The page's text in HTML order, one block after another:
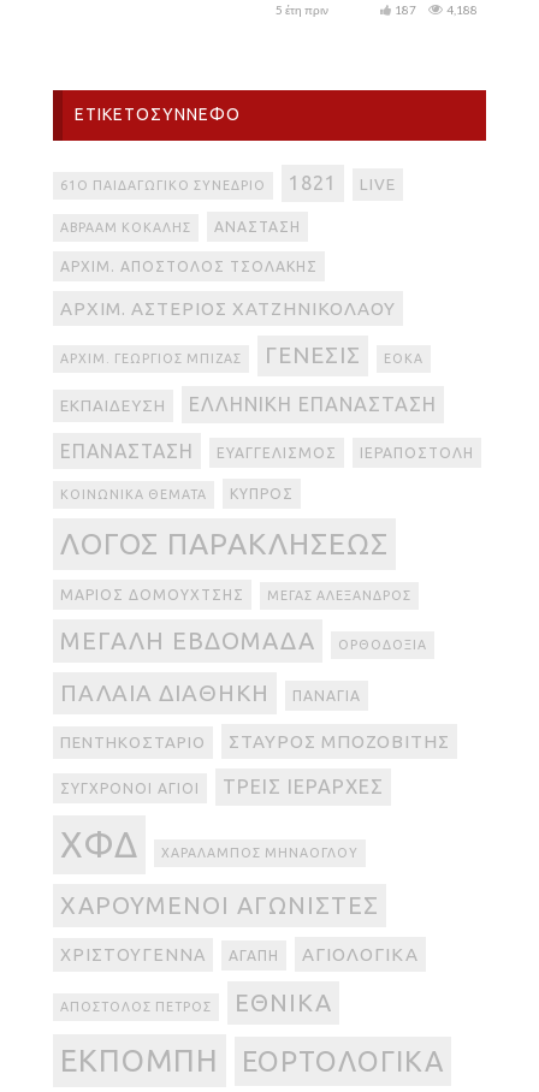
5 έτη πριν
4,188
187
ΕΤΙΚΕΤΟΣΎΝΝΕΦΟ
61Ο ΠΑΙΔΑΓΩΓΙΚΌ ΣΥΝΈΔΡΙΟ 1821 LIVE
ΑΒΡΑΆΜ ΚΟΚΆΛΗΣ ΑΝΆΣΤΑΣΗ
ΑΡΧΙΜ. ΑΠΌΣΤΟΛΟΣ ΤΣΟΛΆΚΗΣ
ΑΡΧΙΜ. ΑΣΤΈΡΙΟΣ ΧΑΤΖΗΝΙΚΟΛΆΟΥ
ΑΡΧΙΜ. ΓΕΏΡΓΙΟΣ ΜΠΊΖΑΣ ΓΈΝΕΣΙΣ ΕΟΚΑ
ΕΚΠΑΊΔΕΥΣΗ ΕΛΛΗΝΙΚΉ ΕΠΑΝΆΣΤΑΣΗ
ΕΠΑΝΆΣΤΑΣΗ ΕΥΑΓΓΕΛΙΣΜΌΣ ΙΕΡΑΠΟΣΤΟΛΉ
ΚΟΙΝΩΝΙΚΆ ΘΈΜΑΤΑ ΚΎΠΡΟΣ
ΛΌΓΟΣ ΠΑΡΑΚΛΉΣΕΩΣ
ΜΆΡΙΟΣ ΔΟΜΟΥΧΤΣΉΣ ΜΈΓΑΣ ΑΛΈΞΑΝΔΡΟΣ
ΜΕΓΆΛΗ ΕΒΔΟΜΆΔΑ ΟΡΘΟΔΟΞΊΑ
ΠΑΛΑΙΆ ΔΙΑΘΉΚΗ ΠΑΝΑΓΊΑ
ΠΕΝΤΗΚΟΣΤΆΡΙΟ ΣΤΑΎΡΟΣ ΜΠΟΖΟΒΊΤΗΣ
ΣΎΓΧΡΟΝΟΙ ΆΓΙΟΙ ΤΡΕΙΣ ΙΕΡΆΡΧΕΣ
ΧΦΔ ΧΑΡΆΛΑΜΠΟΣ ΜΗΝΆΟΓΛΟΥ
ΧΑΡΟΎΜΕΝΟΙ ΑΓΩΝΙΣΤΈΣ
ΧΡΙΣΤΟΎΓΕΝΝΑ ΑΓΆΠΗ ΑΓΙΟΛΟΓΙΚΆ
ΑΠΌΣΤΟΛΟΣ ΠΈΤΡΟΣ ΕΘΝΙΚΆ
ΕΚΠΟΜΠΉ ΕΟΡΤΟΛΟΓΙΚΆ